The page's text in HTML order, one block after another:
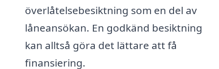
överlåtelsebesiktning som en del av
låneansökan. En godkänd besiktning
kan alltså göra det lättare att få
finansiering.